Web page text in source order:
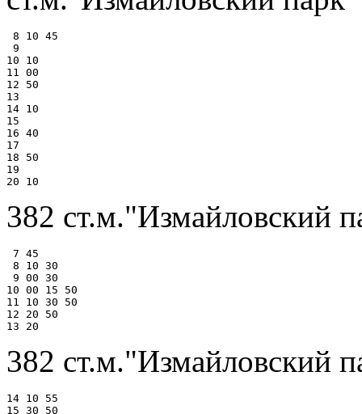
8 10 45
9
10 10
11 00
12 50
13
14 10
15
16 40
17
18 50
19
382 ст.м."Измайловский
7 45
8 10 30
9 00 30
10 00 15 50
11 10 30 50
12 20 50
382 ст.м."Измайловский
14 10 55
15 30 50